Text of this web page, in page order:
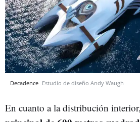
Decadence Estudio de diseño Andy Waugh
En cuanto a la distribución interior,